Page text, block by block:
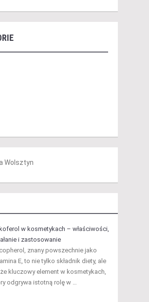
Wolsztyn
w kosmetykach – właściwości,
i zastosowanie
znany powszechnie jako
E, to nie tylko składnik diety, ale
kluczowy element w kosmetykach,
odgrywa istotną rolę w …